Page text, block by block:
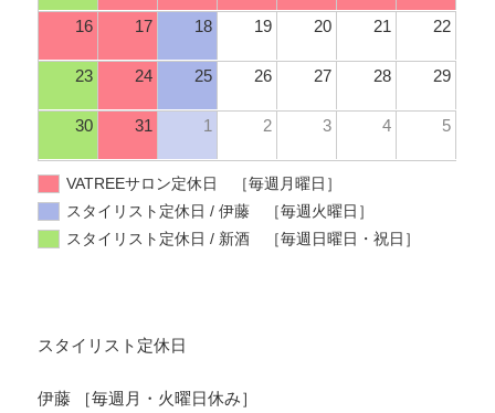
16 17 18 19 20 21 22
23 24 25 26 27 28 29
30 31 1 2 3 4 5
VATREEサロン定休日 ［毎週月曜日］
スタイリスト定休日 / 伊藤 ［毎週火曜日］
スタイリスト定休日 / 新酒 ［毎週日曜日・祝日］
スタイリスト定休日
伊藤 ［毎週月・火曜日休み］